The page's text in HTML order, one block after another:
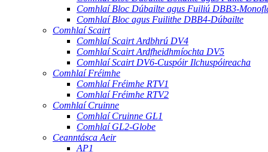
Comhlaí Bloc Dúbailte agus Fuiliú DBB3-
Comhlaí Bloc agus Fuilithe DBB4-Dúbailte
Comhlaí Scairt
Comhlaí Scairt Ardbhrú DV4
Comhlaí Scairt Ardfheidhmíochta DV5
Comhlaí Scairt DV6-Cuspóir Ilchuspóireacha
Comhlaí Fréimhe
Comhlaí Fréimhe RTV1
Comhlaí Fréimhe RTV2
Comhlaí Cruinne
Comhlaí Cruinne GL1
Comhlaí GL2-Globe
Ceanntásca Aeir
AP1